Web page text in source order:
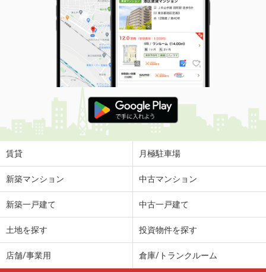
賃貸 月極駐車場
新築マンション 中古マンション
新築一戸建て 中古一戸建て
土地を探す 投資物件を探す
店舗/事業用 倉庫/トランクルーム